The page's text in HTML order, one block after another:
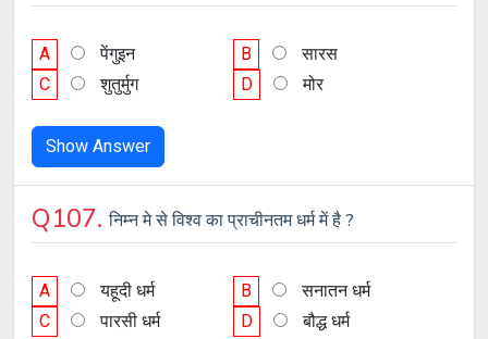
A पेंगुइन B
सारस
C
शुतुर्मुग D मोर
Show Answer
Q107.निम्न मे से विश्व का प्राचीनतम धर्म में है ?
A यहूदी धर्म B
सनातन धर्म
C
पारसी धर्म D बौद्ध धर्म